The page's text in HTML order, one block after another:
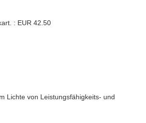
: EUR 42.50
Lichte von Leistungsfähigkeits- und